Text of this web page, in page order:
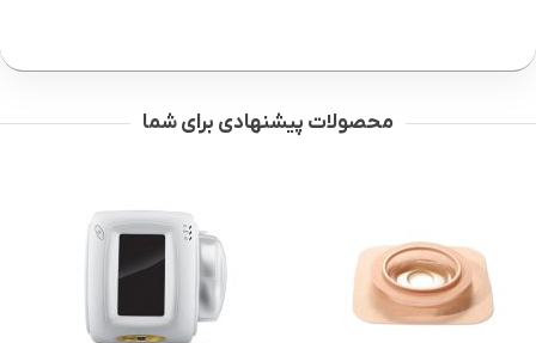
محصولات پیشنهادی برای شما